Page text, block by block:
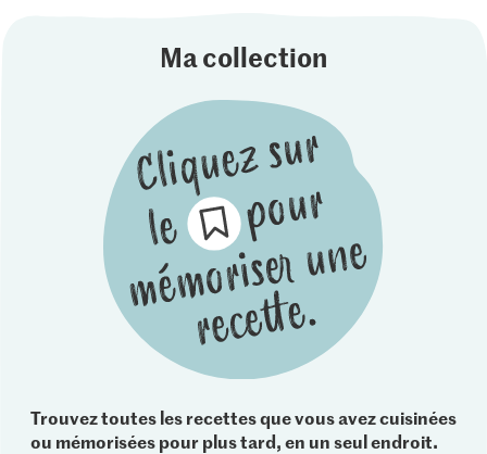
Ma collection
Trouvez toutes les recettes que vous avez cuisinées
ou mémorisées pour plus tard, en un seul endroit.